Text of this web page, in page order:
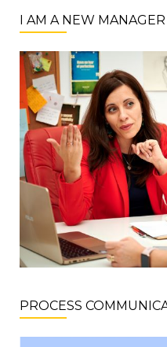
I AM A NEW MANAGER
PROCESS